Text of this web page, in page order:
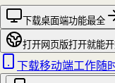
下载桌面端功能最全
打开网页版打开就能
下载移动端工作随